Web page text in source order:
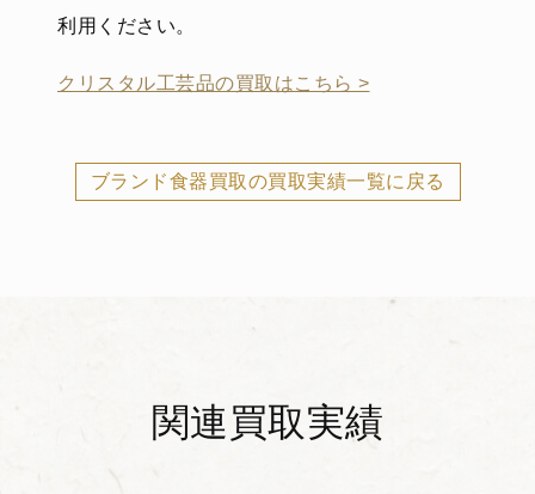
利用ください。
クリスタル工芸品の買取はこちら >
ブランド食器買取の買取実績一覧に戻る
関連買取実績